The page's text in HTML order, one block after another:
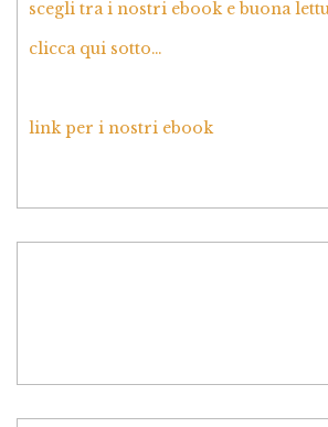
scegli tra i nostri ebook e buona
clicca qui sotto…
link per i nostri ebook